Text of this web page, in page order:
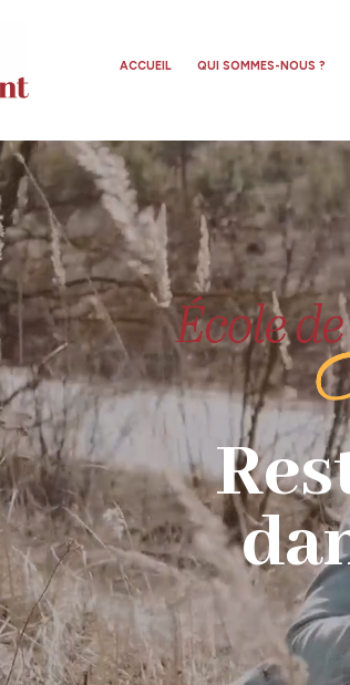
ACCUEIL QUI SOMMES-NOUS ?